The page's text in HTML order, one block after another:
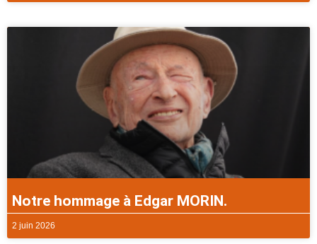
Notre hommage à Edgar MORIN.
2 juin 2026